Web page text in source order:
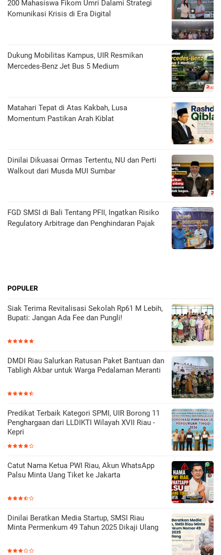
200 Mahasiswa Fikom Umri Dalami Strategi
Komunikasi Krisis di Era Digital
Dukung Mobilitas Kampus, UIR Resmikan
Mercedes-Benz Jet Bus 5 Medium
Matahari Tepat di Atas Kakbah, Lusa
Momentum Pastikan Arah Kiblat
Dinilai Dikuasai Ormas Tertentu, NU dan Perti
Walkout dari Musda MUI Sumbar
FGD SMSI di Bali Tentang PFII, Ingatkan Risiko
Regulatory Arbitrage dan Penghindaran Pajak
POPULER
Siak Terima Revitalisasi Sekolah Rp61 M Lebih,
Bupati: Jangan Ada Fee dan Pungli!
DMDI Riau Salurkan Ratusan Paket Bantuan dan
Tabligh Akbar untuk Warga Pedalaman Meranti
Predikat Terbaik Kategori SPMI, UIR Borong 11
Penghargaan dari LLDIKTI Wilayah XVII Riau -
Kepri
Catut Nama Ketua PWI Riau, Akun WhatsApp
Palsu Minta Uang Tiket ke Jakarta
Dinilai Beratkan Media Startup, SMSI Riau
Minta Permenkum 49 Tahun 2025 Dikaji Ulang